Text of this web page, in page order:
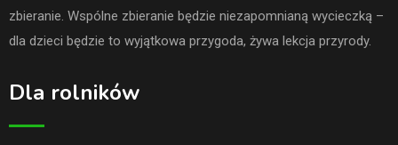
zbieranie. Wspólne zbieranie będzie niezapomnianą wycieczką –
dla dzieci będzie to wyjątkowa przygoda, żywa lekcja przyrody.
Dla rolników